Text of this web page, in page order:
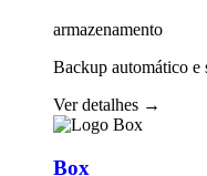
armazenamento
Backup automático e
Ver detalhes →
Box